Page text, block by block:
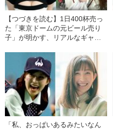
【つづきを読む】1日400杯売っ
た「東京ドームの元ビール売り
子」が明かす、リアルなギャラ
情”「売り子はみんな可愛いの
で…」
「私、おっぱいあるみたいなん